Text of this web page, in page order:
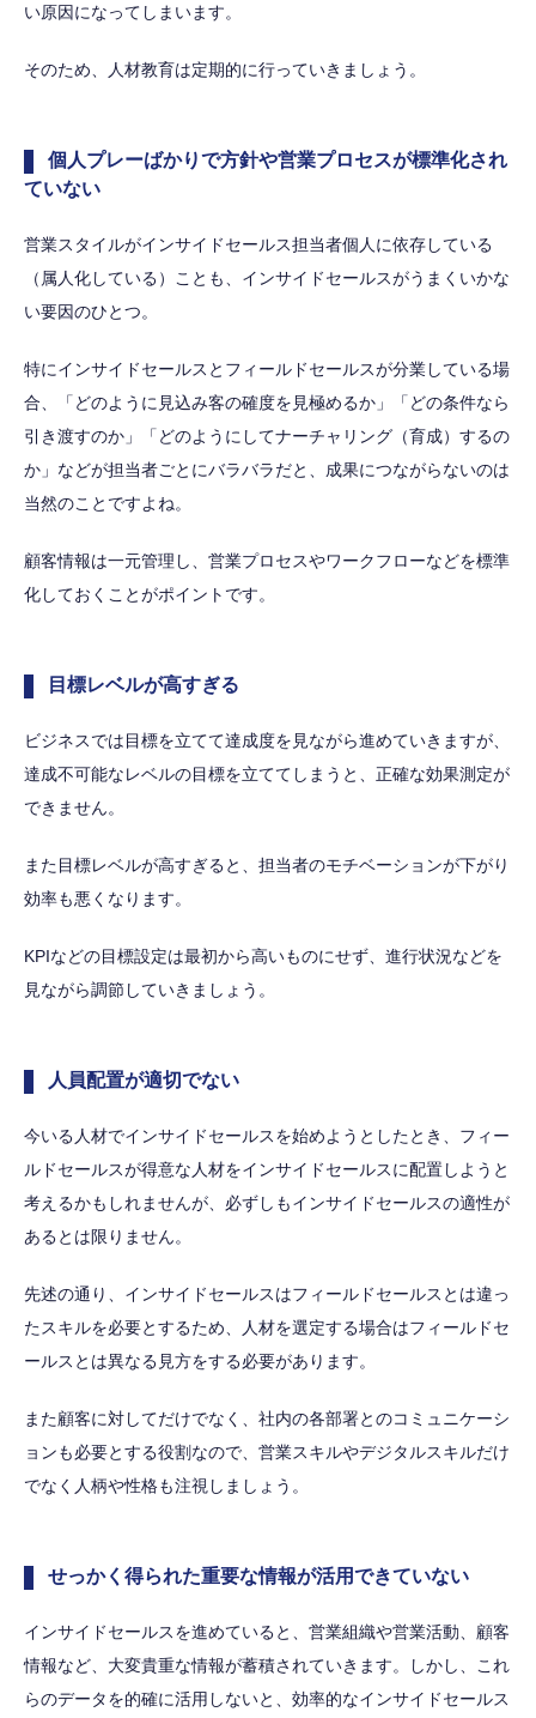
い原因になってしまいます。
そのため、人材教育は定期的に行っていきましょう。
個人プレーばかりで方針や営業プロセスが標準化され
ていない
営業スタイルがインサイドセールス担当者個人に依存している
（属人化している）ことも、インサイドセールスがうまくいかな
い要因のひとつ。
特にインサイドセールスとフィールドセールスが分業している場
合、「どのように見込み客の確度を見極めるか」「どの条件なら
引き渡すのか」「どのようにしてナーチャリング（育成）するの
か」などが担当者ごとにバラバラだと、成果につながらないのは
当然のことですよね。
顧客情報は一元管理し、営業プロセスやワークフローなどを標準
化しておくことがポイントです。
目標レベルが高すぎる
ビジネスでは目標を立てて達成度を見ながら進めていきますが、
達成不可能なレベルの目標を立ててしまうと、正確な効果測定が
できません。
また目標レベルが高すぎると、担当者のモチベーションが下がり
効率も悪くなります。
KPIなどの目標設定は最初から高いものにせず、進行状況などを
見ながら調節していきましょう。
人員配置が適切でない
今いる人材でインサイドセールスを始めようとしたとき、フィー
ルドセールスが得意な人材をインサイドセールスに配置しようと
考えるかもしれませんが、必ずしもインサイドセールスの適性が
あるとは限りません。
先述の通り、インサイドセールスはフィールドセールスとは違っ
たスキルを必要とするため、人材を選定する場合はフィールドセ
ールスとは異なる見方をする必要があります。
また顧客に対してだけでなく、社内の各部署とのコミュニケーシ
ョンも必要とする役割なので、営業スキルやデジタルスキルだけ
でなく人柄や性格も注視しましょう。
せっかく得られた重要な情報が活用できていない
インサイドセールスを進めていると、営業組織や営業活動、顧客
情報など、大変貴重な情報が蓄積されていきます。しかし、これ
らのデータを的確に活用しないと、効率的なインサイドセールス